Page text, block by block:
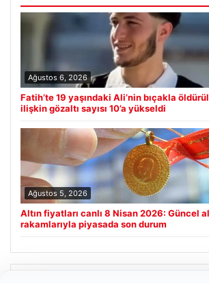
Ağustos 6, 2026
Fatih’te 19 yaşındaki Ali’nin bıçakla
ilişkin gözaltı sayısı 10’a yükseldi
Ağustos 5, 2026
Altın fiyatları canlı 8 Nisan 2026: Güncel
rakamlarıyla piyasada son durum